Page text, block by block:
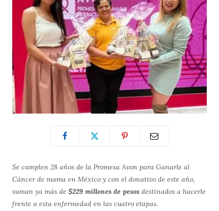
Se cumplen 28 años de la Promesa Avon para Ganarle al
Cáncer de mama en México y con el donativo de este año,
suman ya más de $229 millones de pesos destinados a hacerle
frente a esta enfermedad en las cuatro etapas.